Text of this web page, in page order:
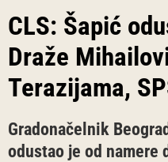
CLS: Šapić
Draže
Terazijama,
Gradonačelnik
odustao je od namere